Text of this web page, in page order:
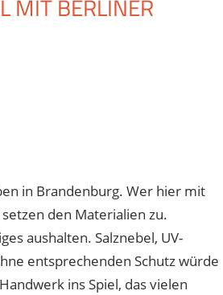
MIT BERLINER
in Brandenburg. Wer hier mit
den Materialien zu.
aushalten. Salznebel, UV-
entsprechenden Schutz würde
ins Spiel, das vielen